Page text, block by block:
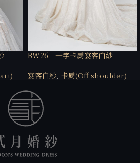
BW26｜一字卡肩宴客白紗
宴客白紗, 卡肩(Off shoulder)